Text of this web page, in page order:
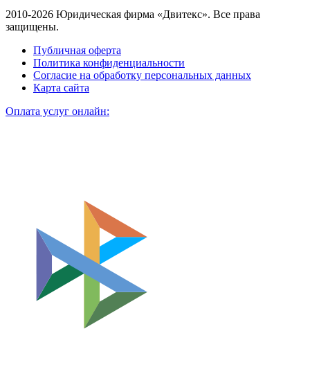
2010-2026 Юридическая фирма «Двитекс». Все права
защищены.
Публичная оферта
Политика конфиденциальности
Согласие на обработку персональных данных
Карта сайта
Оплата услуг онлайн: